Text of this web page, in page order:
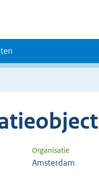
Organisatie
Amsterdam